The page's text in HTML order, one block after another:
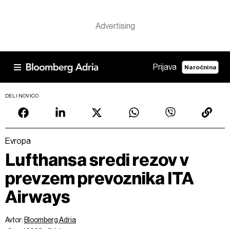
Prijava Naročnina
DELI NOVICO
Evropa
Lufthansa sredi rezov v
prevzem prevoznika ITA
Airways
Avtor: Bloomberg Adria